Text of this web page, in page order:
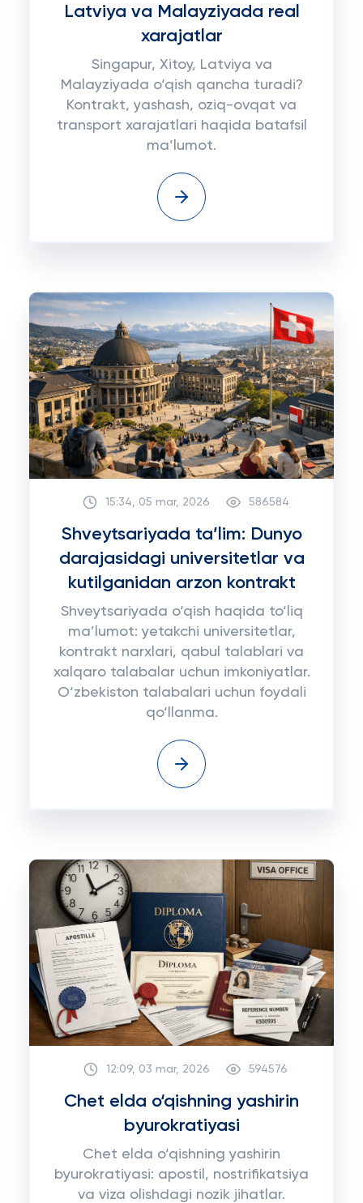
Latviya va Malayziyada real
xarajatlar
Singapur, Xitoy, Latviya va
Malayziyada o‘qish qancha turadi?
Kontrakt, yashash, oziq-ovqat va
transport xarajatlari haqida batafsil
ma’lumot.
15:34, 05 mar, 2026 586584
Shveytsariyada ta’lim: Dunyo
darajasidagi universitetlar va
kutilganidan arzon kontrakt
Shveytsariyada o‘qish haqida to‘liq
ma’lumot: yetakchi universitetlar,
kontrakt narxlari, qabul talablari va
xalqaro talabalar uchun imkoniyatlar.
O‘zbekiston talabalari uchun foydali
qo‘llanma.
12:09, 03 mar, 2026 594576
Chet elda o‘qishning yashirin
byurokratiyasi
Chet elda o‘qishning yashirin
byurokratiyasi: apostil, nostrifikatsiya
va viza olishdagi nozik jihatlar.